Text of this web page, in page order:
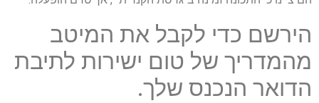
הירשם כדי לקבל את המיטב
מהמדריך של טום ישירות לתיבת
הדואר הנכנס שלך.